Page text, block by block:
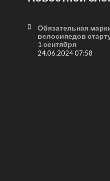
Обязательная
велосипедов
1 сентября
24.06.2024 07:58